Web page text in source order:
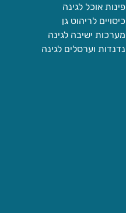
פינות אוכל לגינה
כיסויים לריהוט גן
מערכות ישיבה לגינה
נדנדות וערסלים לגינה